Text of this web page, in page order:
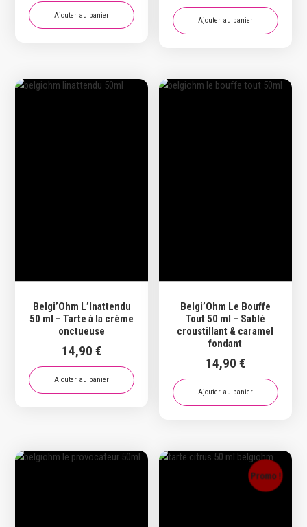
Ajouter au panier
Ajouter au panier
Belgi’Ohm L’Inattendu
50 ml – Tarte à la crème
onctueuse
14,90€
Ajouter au panier
Belgi’Ohm Le Bouffe
Tout 50 ml – Sablé
croustillant & caramel
fondant
14,90 €
Ajouter au panier
Promo !